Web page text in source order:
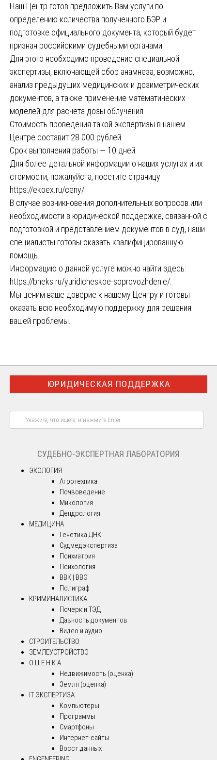
Наш Центр готов предложить Вам услуги по
определению количества полученного БЭР и
подготовке официального документа, который будет
признан российскими судебными органами.
Для этого необходимо проведение специальной
экспертизы, включающей сбор анамнеза, возможно,
анализ предыдущих медицинских и дозиметрических
документов, а также применение математических
моделей для расчета дозы облучения.
Стоимость проведения такой экспертизы в нашем
Центре составит 28 000 рублей.
Срок выполнения работы — 10 дней.
Для более детальной информации о наших услугах и их
стоимости, пожалуйста, посетите страницу:
https://ekoex.ru/ceny/
В случае возникновения дополнительных вопросов или
необходимости в юридической поддержке, связанной с
подготовкой и представлением документов в суд, наши
специалисты готовы оказать квалифицированную
помощь.
Информацию о данной услуге можно найти здесь:
https://bneks.ru/yuridicheskoe-soprovozhdenie/
Мы ценим ваше доверие к нашему Центру и готовы
оказать всю необходимую поддержку для решения
вашей проблемы.
ЮРИДИЧЕСКАЯ ПОДДЕРЖКА
СУДЕБНО-ЭКСПЕРТНАЯ ЛАБОРАТОРИЯ
ЭКОЛОГИЯ
Агротехника
Почвоведение
Микология
Дендрология
МЕДИЦИНА
Генетика ДНК
Судмедэкспертиза
Психиатрия
Психология
ВВК | ВВЭ
Полиграф
КРИМИНАЛИСТИКА
Почерк и ТЭД
Давность документов
Видео и аудио
СТРОИТЕЛЬСТВО
ЗЕМЛЕУСТРОЙСТВО
О Ц Е Н К А
Недвижимость (оценка)
Земля (оценка)
IT ЭКСПЕРТИЗА
Компьютеры
Программы
Смартфоны
Интернет-сайты
Восст.данных